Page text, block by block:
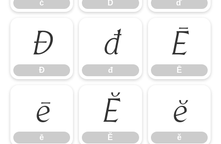
č Ď ď
Đ
Đ
đ
đ
Ē
Ē
ē
ē
Ĕ
Ĕ
ĕ
ĕ